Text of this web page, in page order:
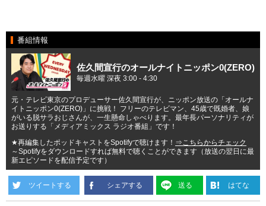
番組情報
佐久間宣行のオールナイトニッポン0(ZERO)
毎週水曜 深夜 3:00 - 4:30
元・テレビ東京のプロデューサー佐久間宣行が、ニッポン放送の「オールナ
イトニッポン0(ZERO)」に挑戦！ フリーのテレビマン、45歳で既婚者、娘
がいる脱サラおじさんが、一生懸命しゃべります。最年長パーソナリティが
お送りする「メディアミックス ラジオ番組」です！
★再編集したポッドキャストをSpotifyで聴けます！ ⇒こちらからチェック
～Spotifyをダウンロードすれば無料で聴くことができます（放送の翌日に最
新エピソードを配信予定です）
ツイートする シェアする 送る はてな